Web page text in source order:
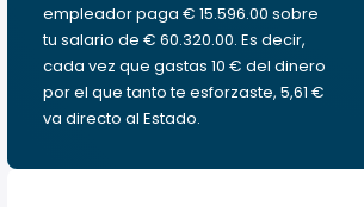
empleador paga € 15.596.00 sobre
tu salario de € 60.320.00. Es decir,
cada vez que gastas 10 € del dinero
por el que tanto te esforzaste, 5,61 €
va directo al Estado.